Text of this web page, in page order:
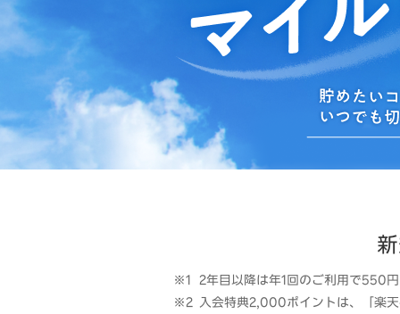
2年目以降は年1回のご利用で550
入会特典2,000ポイントは、「楽